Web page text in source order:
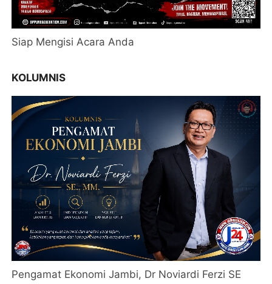
Siap Mengisi Acara Anda
KOLUMNIS
Pengamat Ekonomi Jambi, Dr Noviardi Ferzi SE